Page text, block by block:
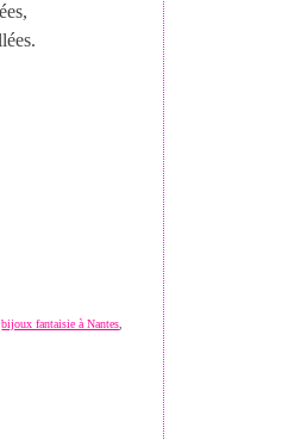
bijoux fantaisie à Nantes